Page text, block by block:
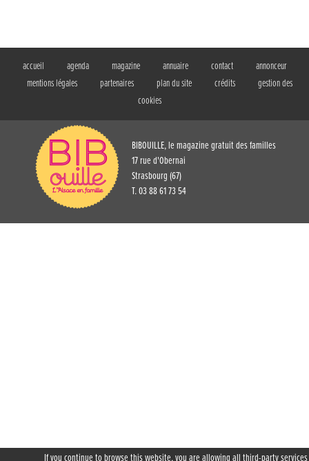
accueil agenda magazine annuaire contact
annonceur
mentions légales
partenaires plan du site crédits
gestion des
cookies
BIBOUILLE, le magazine gratuit des familles
17 rue d'Obernai
Strasbourg (67)
T. 03 88 61 73 54
If you continue to browse this website, you are allowing all third-party services